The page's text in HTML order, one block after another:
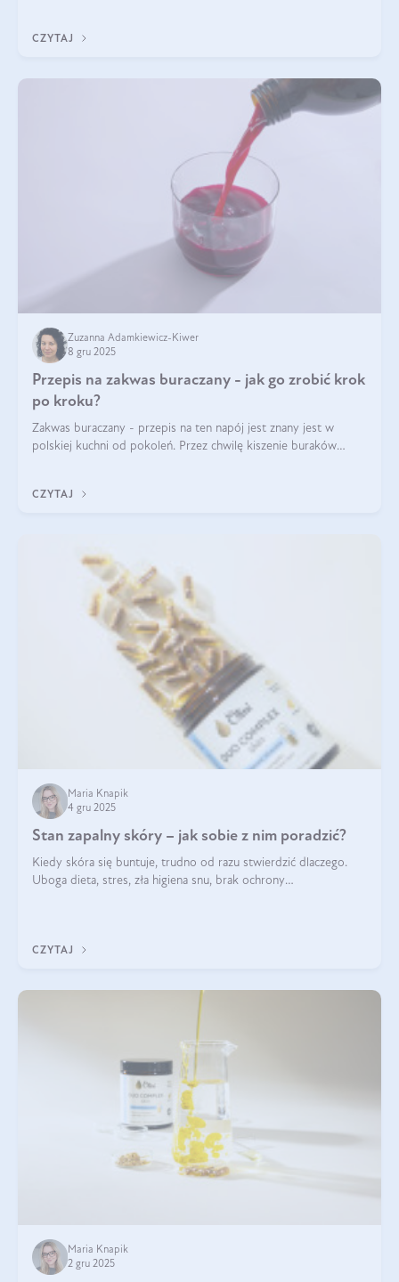
CZYTAJ
Zuzanna Adamkiewicz-Kiwer
8 gru 2025
Przepis na zakwas buraczany - jak go zrobić krok
po kroku?
Zakwas buraczany - przepis na ten napój jest znany jest w
polskiej kuchni od pokoleń. Przez chwilę kiszenie buraków
CZYTAJ
Maria Knapik
4 gru 2025
Stan zapalny skóry – jak sobie z nim poradzić?
Kiedy skóra się buntuje, trudno od razu stwierdzić dlaczego.
Uboga dieta, stres, zła higiena snu, brak ochrony
CZYTAJ
Maria Knapik
2 gru 2025